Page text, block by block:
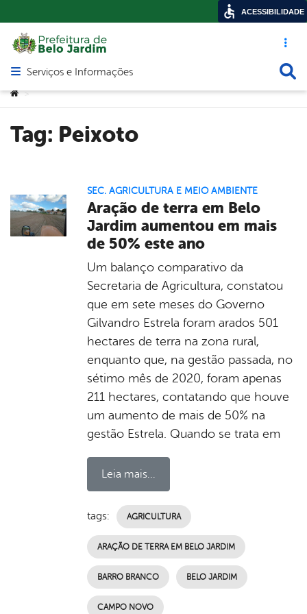
Acesso
Abrir menu principal de navegação
Serviços e Informações
Você está aqui:
>
Tag: Peixoto
SEC. AGRICULTURA E MEIO AMBIENTE
Aração de terra em Belo
Jardim aumentou em mais
de 50% este ano
Um balanço comparativo da
Secretaria de Agricultura, constatou
que em sete meses do Governo
Gilvandro Estrela foram arados 501
hectares de terra na zona rural,
enquanto que, na gestão passada, no
sétimo mês de 2020, foram apenas
211 hectares, contatando que houve
um aumento de mais de 50% na
gestão Estrela. Quando se trata em
Leia mais...
tags: AGRICULTURA
ARAÇÃO DE TERRA EM BELO JARDIM
BARRO BRANCO BELO JARDIM
CAMPO NOVO
ACESSIBILIDADE